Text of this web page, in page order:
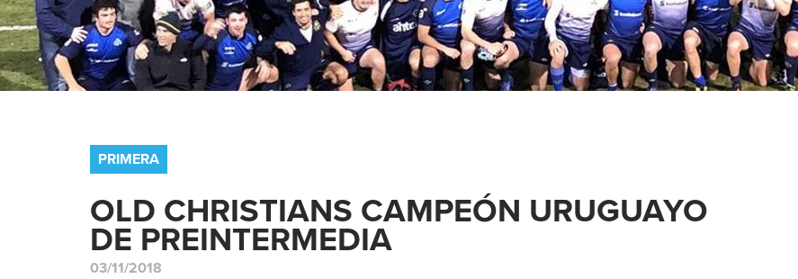
PRIMERA
OLD CHRISTIANS CAMPEÓN URUGUAYO
DE PREINTERMEDIA
03/11/2018